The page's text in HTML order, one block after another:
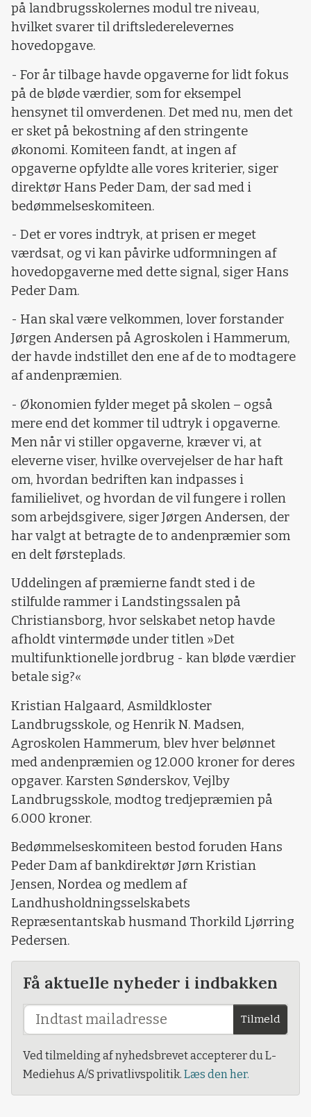
på landbrugsskolernes modul tre niveau,
hvilket svarer til driftslederelevernes
hovedopgave.
- For år tilbage havde opgaverne for lidt fokus
på de bløde værdier, som for eksempel
hensynet til omverdenen. Det med nu, men det
er sket på bekostning af den stringente
økonomi. Komiteen fandt, at ingen af
opgaverne opfyldte alle vores kriterier, siger
direktør Hans Peder Dam, der sad med i
bedømmelseskomiteen.
- Det er vores indtryk, at prisen er meget
værdsat, og vi kan påvirke udformningen af
hovedopgaverne med dette signal, siger Hans
Peder Dam.
- Han skal være velkommen, lover forstander
Jørgen Andersen på Agroskolen i Hammerum,
der havde indstillet den ene af de to modtagere
af andenpræmien.
- Økonomien fylder meget på skolen – også
mere end det kommer til udtryk i opgaverne.
Men når vi stiller opgaverne, kræver vi, at
eleverne viser, hvilke overvejelser de har haft
om, hvordan bedriften kan indpasses i
familielivet, og hvordan de vil fungere i rollen
som arbejdsgivere, siger Jørgen Andersen, der
har valgt at betragte de to andenpræmier som
en delt førsteplads.
Uddelingen af præmierne fandt sted i de
stilfulde rammer i Landstingssalen på
Christiansborg, hvor selskabet netop havde
afholdt vintermøde under titlen »Det
multifunktionelle jordbrug - kan bløde værdier
betale sig?«
Kristian Halgaard, Asmildkloster
Landbrugsskole, og Henrik N. Madsen,
Agroskolen Hammerum, blev hver belønnet
med andenpræmien og 12.000 kroner for deres
opgaver. Karsten Sønderskov, Vejlby
Landbrugsskole, modtog tredjepræmien på
6.000 kroner.
Bedømmelseskomiteen bestod foruden Hans
Peder Dam af bankdirektør Jørn Kristian
Jensen, Nordea og medlem af
Landhusholdningsselskabets
Repræsentantskab husmand Thorkild Ljørring
Pedersen.
Få aktuelle nyheder i indbakken
Tilmeld
Ved tilmelding af nyhedsbrevet accepterer du L-
Mediehus A/S privatlivspolitik. Læs den her.